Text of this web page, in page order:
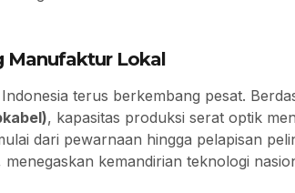
Manufaktur Lokal
terus berkembang pesat.
, kapasitas produksi serat optik
dari pewarnaan hingga pelapisan
menegaskan kemandirian teknologi